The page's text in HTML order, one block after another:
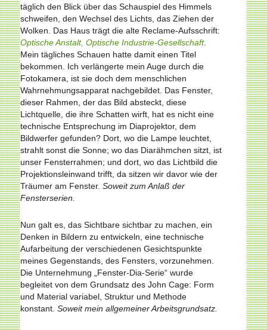
täglich den Blick über das Schauspiel des Himmels
schweifen, den Wechsel des Lichts, das Ziehen der
Wolken. Das Haus trägt die alte Reclame-Aufsschrift:
Optische Anstalt, Optische Industrie-Gesellschaft.
Mein tägliches Schauen hatte damit einen Titel
bekommen. Ich verlängerte mein Auge durch die
Fotokamera, ist sie doch dem menschlichen
Wahrnehmungsapparat nachgebildet. Das Fenster,
dieser Rahmen, der das Bild absteckt, diese
Lichtquelle, die ihre Schatten wirft, hat es nicht eine
technische Entsprechung im Diaprojektor, dem
Bildwerfer gefunden? Dort, wo die Lampe leuchtet,
strahlt sonst die Sonne; wo das Diarähmchen sitzt, ist
unser Fensterrahmen; und dort, wo das Lichtbild die
Projektionsleinwand trifft, da sitzen wir davor wie der
Träumer am Fenster. Soweit zum Anlaß der
Fensterserien.
Nun galt es, das Sichtbare sichtbar zu machen, ein
Denken in Bildern zu entwickeln, eine technische
Aufarbeitung der verschiedenen Gesichtspunkte
meines Gegenstands, des Fensters, vorzunehmen.
Die Unternehmung „Fenster-Dia-Serie“ wurde
begleitet von dem Grundsatz des John Cage: Form
und Material variabel, Struktur und Methode
konstant. Soweit mein allgemeiner Arbeitsgrundsatz.